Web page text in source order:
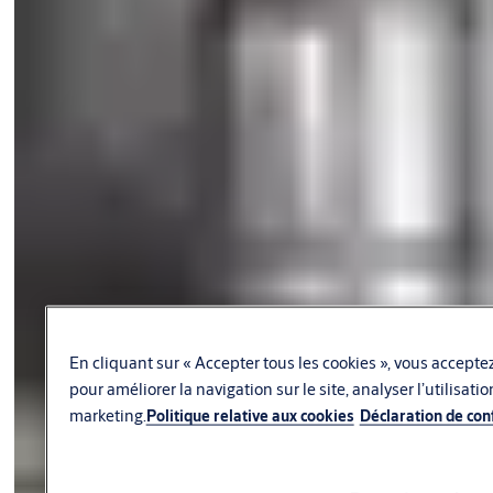
En cliquant sur « Accepter tous les cookies », vous
pour améliorer la navigation sur le site, analyser
marketing.Politique relative aux cookies Déclaration de